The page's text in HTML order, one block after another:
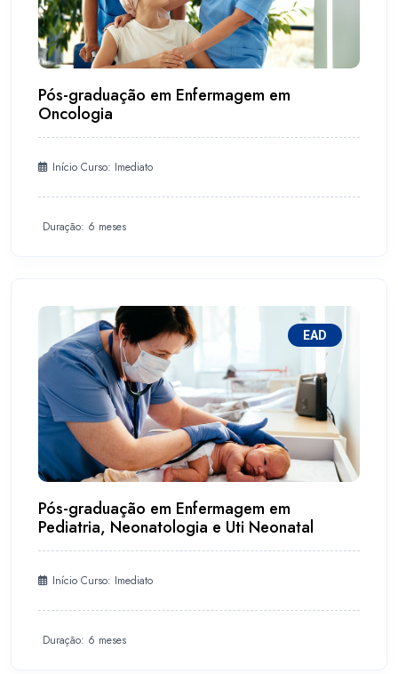
Pós-graduação em Enfermagem em
Oncologia
Início Curso: Imediato
Duração: 6 meses
EAD
Pós-graduação em Enfermagem em
Pediatria, Neonatologia e Uti Neonatal
Início Curso: Imediato
Duração: 6 meses